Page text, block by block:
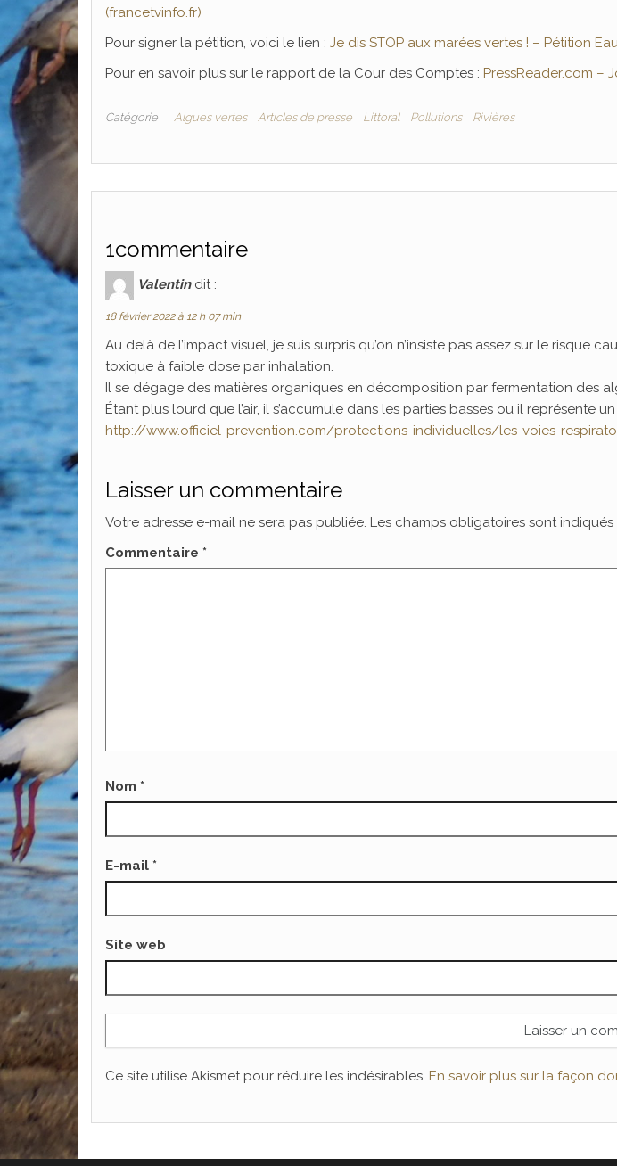
(francetvinfo.fr)
Pour signer la pétition, voici le lien : Je dis STOP aux marées vertes ! – Pétition
Pour en savoir plus sur le rapport de la Cour des Comptes : PressReader.com –
Catégorie Algues vertes Articles de presse Littoral Pollutions Rivières
1commentaire
Valentin dit :
18 février 2022 à 12 h 07 min
Au delà de l’impact visuel, je suis surpris qu’on n’insiste pas assez sur le risque
toxique à faible dose par inhalation.
Il se dégage des matières organiques en décomposition par fermentation des
Étant plus lourd que l’air, il s’accumule dans les parties basses ou il représente
http://www.officiel-prevention.com/protections-individuelles/les-voies-
Laisser un commentaire
Votre adresse e-mail ne sera pas publiée. Les champs obligatoires sont indiqués
Commentaire *
Nom *
E-mail *
Site web
Ce site utilise Akismet pour réduire les indésirables. En savoir plus sur la façon